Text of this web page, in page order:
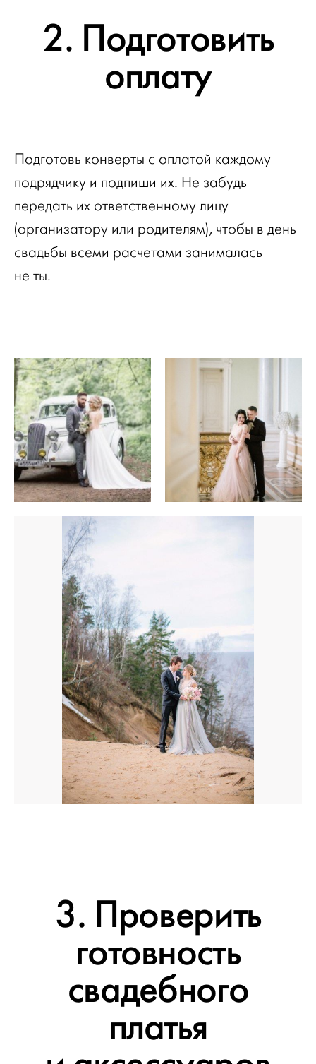
2. Подготовить
оплату
Подготовь конверты с оплатой каждому
подрядчику и подпиши их. Не забудь
передать их ответственному лицу
(организатору или родителям), чтобы в день
свадьбы всеми расчетами занималась
не ты.
3. Проверить
готовность
свадебного
платья